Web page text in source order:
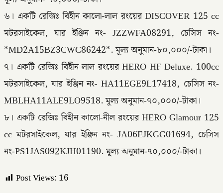
৬। একটি রেজিঃ বিহীন কালো-লাল রংয়ের DISCOVER 125 cc
মটরসাইকেল, যার ইঞ্জিন নং- JZZWFA08291, চেসিস নং-
*MD2A15BZ3CWC86242*. মূল্য অনুমান-৮০,০০০/-টাকা।
৭। একটি রেজিঃ বিহীন লাল রংয়ের HERO HF Deluxe. 100cc
মটরসাইকেল, যার ইঞ্জিন নং- HA11EGE9L17418, চেসিস নং-
MBLHA11ALE9LO9518. মূল্য অনুমান-৭০,০০০/-টাকা।
৮। একটি রেজিঃ বিহীন কালো-নীল রংয়ের HERO Glamour 125
cc মটরসাইকেল, যার ইঞ্জিন নং- JA06EJKGG01694, চেসিস
নং-PS1JAS092KJH01190. মূল্য অনুমান-৭০,০০০/-টাকা।
Post Views: 16